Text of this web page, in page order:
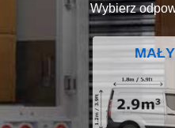
Wybierz